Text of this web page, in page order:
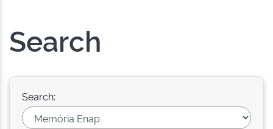
Search
Search: